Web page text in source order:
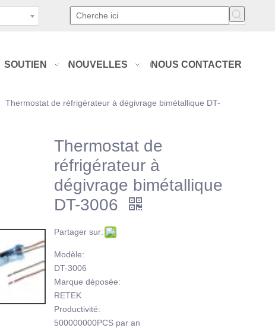
SOUTIEN NOUVELLES NOUS CONTACTER
Thermostat de réfrigérateur à dégivrage bimétallique DT-
Thermostat de
réfrigérateur à
dégivrage bimétallique
DT-3006
Partager sur:
Modèle:
DT-3006
Marque déposée:
RETEK
Productivité:
500000000PCS par an